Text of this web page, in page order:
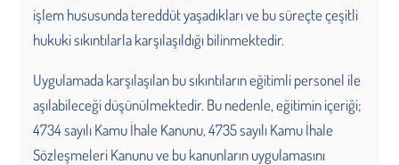
işlem hususunda tereddüt yaşadıkları ve bu süreçte çeşitli
hukuki sıkıntılarla karşılaşıldığı bilinmektedir.
Uygulamada karşılaşılan bu sıkıntıların eğitimli personel ile
aşılabileceği düşünülmektedir. Bu nedenle, eğitimin içeriği;
4734 sayılı Kamu İhale Kanunu, 4735 sayılı Kamu İhale
Sözleşmeleri Kanunu ve bu kanunların uygulamasını